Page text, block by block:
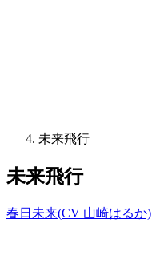
未来飛行
未来飛行
春日未来(CV 山崎はるか)